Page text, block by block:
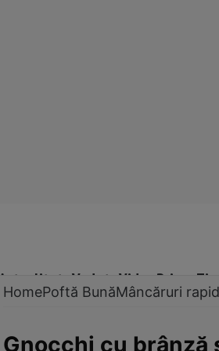
Actualitate Vedete Video Prime Time
HomePoftă BunăMâncăruri
Gnocchi cu brânză